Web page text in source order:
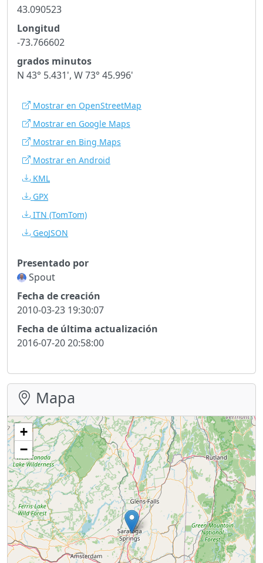
43.090523
Longitud
-73.766602
grados minutos
N 43° 5.431', W 73° 45.996'
Mostrar en OpenStreetMap
Mostrar en Google Maps
Mostrar en Bing Maps
Mostrar en Android
KML
GPX
ITN (TomTom)
GeoJSON
Presentado por
Spout
Fecha de creación
2010-03-23 19:30:07
Fecha de última actualización
2016-07-20 20:58:00
Mapa
+
−